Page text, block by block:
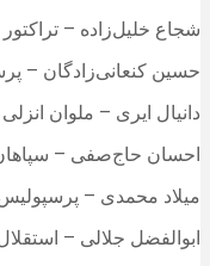
شجاع خلیل‌زاده – تراکتور
حسین کنعانی‌زادگان –
دانیال ایری – ملوان انزلی
احسان حاج‌صفی –
میلاد محمدی –
ابوالفضل جلالی –